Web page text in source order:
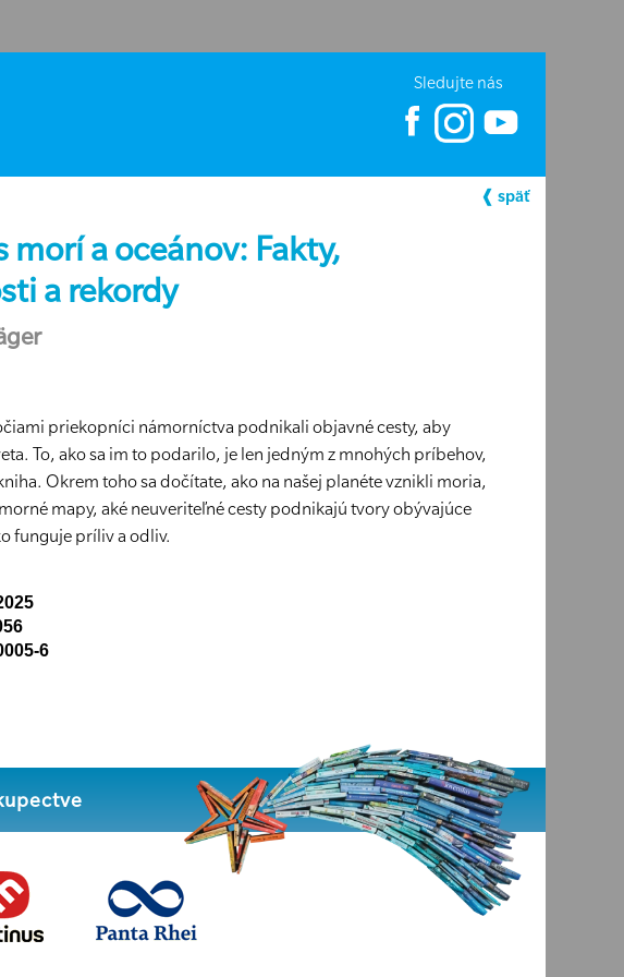
Sledujte nás
morí a oceánov: Fakty,
a rekordy
priekopníci námorníctva podnikali objavné cesty, aby
To, ako sa im to podarilo, je len jedným z mnohých príbehov,
Okrem toho sa dočítate, ako na našej planéte vznikli moria,
mapy, aké neuveriteľné cesty podnikajú tvory obývajúce
funguje príliv a odliv.
6
❰ späť